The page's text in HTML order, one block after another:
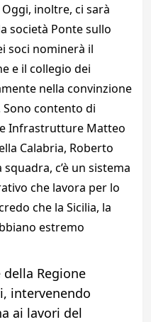
inoltre, ci sarà
società Ponte sullo
soci nominerà il
e il collegio dei
nella convinzione
contento di
Infrastrutture Matteo
Calabria, Roberto
c’è un sistema
che lavora per lo
che la Sicilia, la
estremo
Regione
intervenendo
ai lavori del